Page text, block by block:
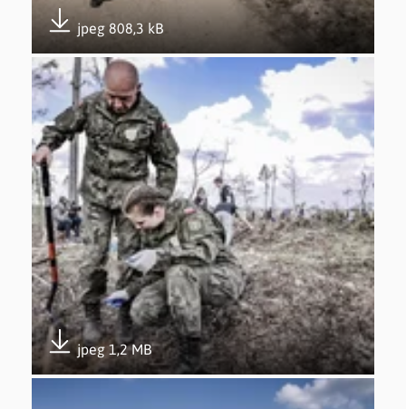
jpeg 808,3 kB
Otwórz załącznik Udział w akcji #sadziMy – 26.04.2019
jpeg 1,2 MB
Pobierz załącznik
Otwórz załącznik Udział w akcji #sadziMy – 26.04.2019